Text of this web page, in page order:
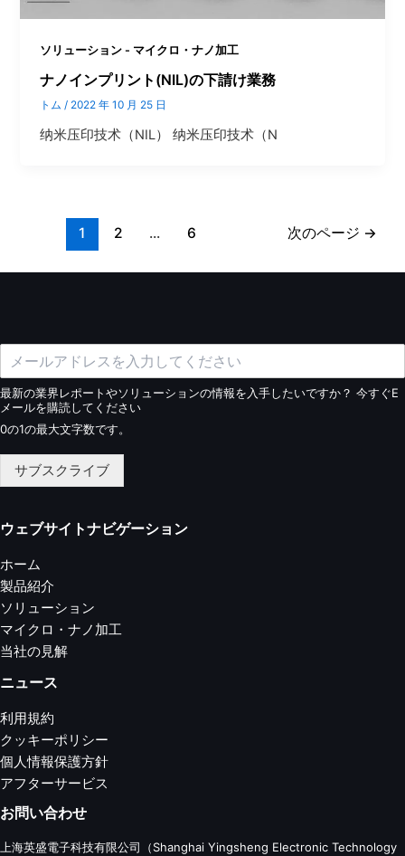
ソリューション - マイクロ・ナノ加工
ナノインプリント(NIL)の下請け業務
トム/ 2022 年 10 月 25 日
纳米压印技术（NIL） 纳米压印技术（N
1 2 ... 6 次のページ →
最新の業界レポートやソリューションの情報を入手したいですか？ 今すぐE
メールを購読してください
0の1の最大文字数です。
サブスクライブ
ウェブサイトナビゲーション
ホーム
製品紹介
ソリューション
マイクロ・ナノ加工
当社の見解
ニュース
利用規約
クッキーポリシー
個人情報保護方針
アフターサービス
お問い合わせ
上海英盛電子科技有限公司（Shanghai Yingsheng Electronic Technology